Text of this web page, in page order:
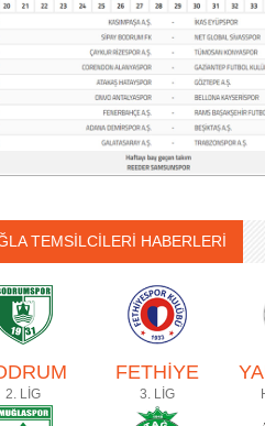
TEMSİLCİLERİ HABERLERİ
2. LİG
FETHİYE
3. LİG